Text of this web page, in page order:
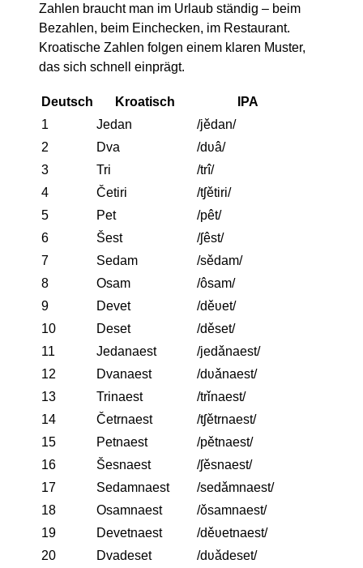
Zahlen braucht man im Urlaub ständig – beim
Bezahlen, beim Einchecken, im Restaurant.
Kroatische Zahlen folgen einem klaren Muster,
das sich schnell einprägt.
Deutsch Kroatisch
IPA
1
Jedan
/jědan/
2
Dva
/dʋâ/
3
Tri
/trî/
4
Četiri
/tʃětiri/
5
Pet
/pêt/
6
Šest
/ʃêst/
7
Sedam
/sědam/
8
Osam
/ôsam/
9
Devet
/děʋet/
10
Deset
/děset/
11
Jedanaest
/jedǎnaest/
12
Dvanaest
/dʋǎnaest/
13
Trinaest
/trǐnaest/
14
Četrnaest
/tʃětrnaest/
15
Petnaest
/pětnaest/
16
Šesnaest
/ʃěsnaest/
17
Sedamnaest
/sedǎmnaest/
18
Osamnaest
/ǒsamnaest/
19
Devetnaest
/děʋetnaest/
20
Dvadeset
/dʋǎdeset/